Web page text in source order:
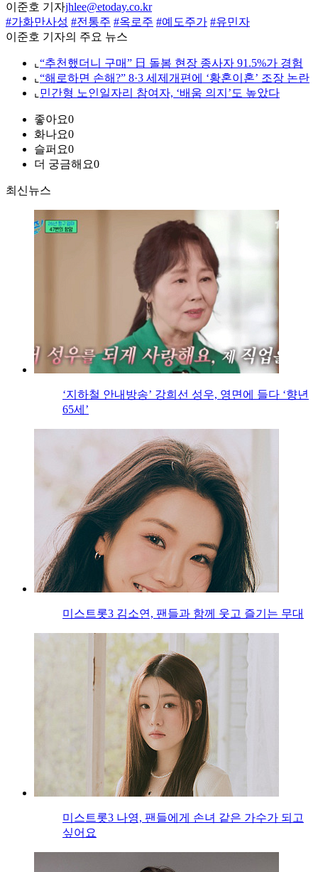
이준호 기자jhlee@etoday.co.kr
#가화만사성 #전통주 #옥로주 #예도주가 #유민자
이준호 기자의 주요 뉴스
⌞ “추천했더니 구매” 日 돌봄 현장 종사자 91.5%가 경험
⌞ “해로하면 손해?” 8·3 세제개편에 ‘황혼이혼’ 조장 논란
⌞ 민간형 노인일자리 참여자, ‘배움 의지’도 높았다
좋아요0
화나요0
슬퍼요0
더 궁금해요0
최신뉴스
‘지하철 안내방송’ 강희선 성우, 영면에 들다 ‘향년
65세’
미스트롯3 김소연, 팬들과 함께 웃고 즐기는 무대
미스트롯3 나영, 팬들에게 손녀 같은 가수가 되고
싶어요